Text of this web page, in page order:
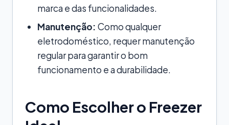
marca e das funcionalidades.
Manutenção: Como qualquer
eletrodoméstico, requer manutenção
regular para garantir o bom
funcionamento e a durabilidade.
Como Escolher o Freezer